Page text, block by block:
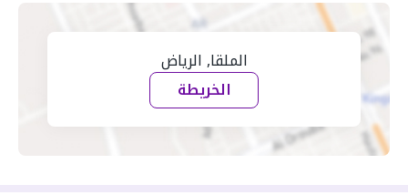
الملقا, الرياض
الخريطة